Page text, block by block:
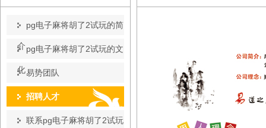
pg电子麻将胡了2试玩的简
介pg电子麻将胡了2试玩的文
化易势团队
招聘人才
联系pg电子麻将胡了2试玩